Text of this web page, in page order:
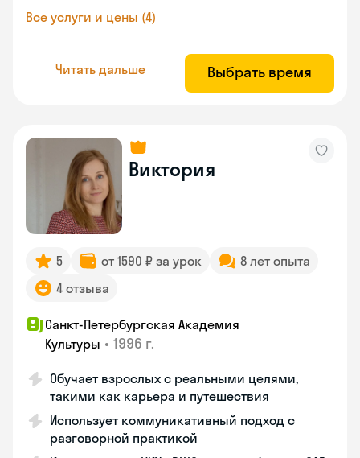
Все услуги и цены (4)
Читать дальше Выбрать время
Виктория
5 от 1590 ₽ за урок
8 лет опыта
4 отзыва
Санкт-Петербургская Академия
Культуры • 1996 г.
Обучает взрослых с реальными целями,
такими как карьера и путешествия
Использует коммуникативный подход с
разговорной практикой